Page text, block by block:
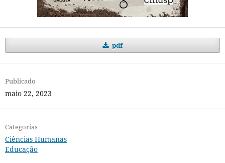
pdf
Publicado
maio 22, 2023
Categorias
Ciências Humanas
Educação